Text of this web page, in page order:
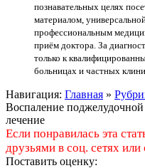
познавательных целях
материалом,
профессиональным
приём доктора. За
только к
больницах и частных
Навигация: Главная »
Воспаление
лечение
Если понравилась эта
друзьями в соц. сетях или
Поставить оценку: